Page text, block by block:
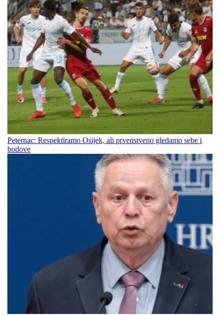
Peternac: Respektiramo Osijek, ali prvenstveno gledamo sebe i
bodove